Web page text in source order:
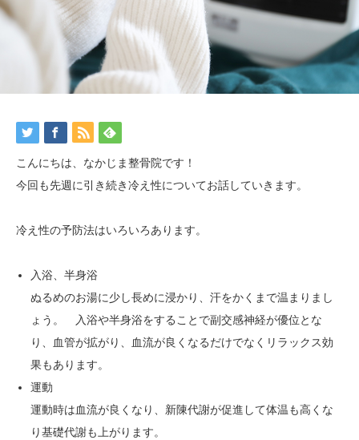
こんにちは、なかじま整骨院です！
今回も先週に引き続き冷え性についてお話していきます。
冷え性の予防法はいろいろあります。
入浴、半身浴
ぬるめのお湯に少し長めに浸かり、汗をかくまで温まりまし
ょう。 入浴や半身浴をすることで副交感神経が優位とな
り、血管が拡がり、血流が良くなるだけでなくリラックス効
果もあります。
運動
運動時は血流が良くなり、新陳代謝が促進して体温も高くな
り基礎代謝も上がります。